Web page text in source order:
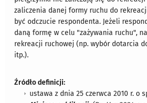
zaliczenia danej formy ruchu do
być odczucie respondenta. Jeżeli
daną formę w celu "zażywania ruchu",
rekreacji ruchowej (np. wybór dotarcia
itp.).
Źródło definicji:
ustawa z dnia 25 czerwca 2010 r. o